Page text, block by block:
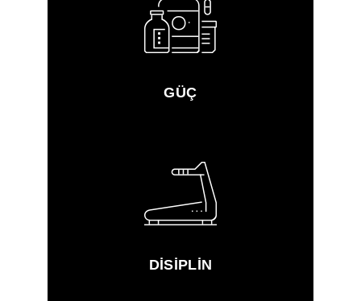
GÜÇ
DISIPLIN